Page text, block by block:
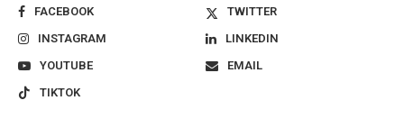
FACEBOOK
TWITTER
INSTAGRAM
LINKEDIN
YOUTUBE
EMAIL
TIKTOK